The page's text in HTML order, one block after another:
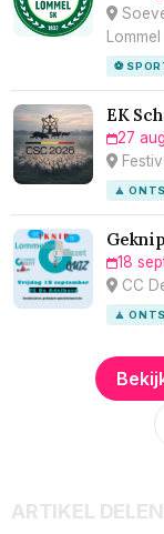
Lommel
⚽
EK
27
🧘
18
CC
🧘
ARTIKEL DELEN